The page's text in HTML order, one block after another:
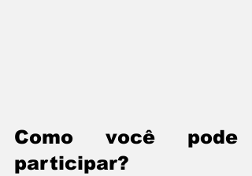
Como você pode
participar?